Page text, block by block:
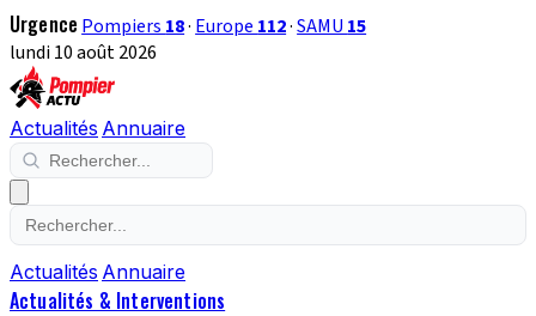
Urgence Pompiers 18· Europe 112·SAMU 15
lundi 10 août 2026
Actualités Annuaire
Actualités Annuaire
Actualités & Interventions